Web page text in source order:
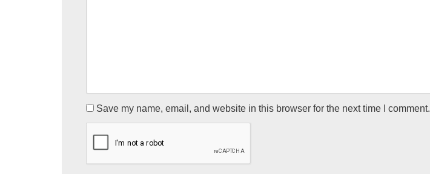
Save my name, email, and website in this browser for the next time I comment.